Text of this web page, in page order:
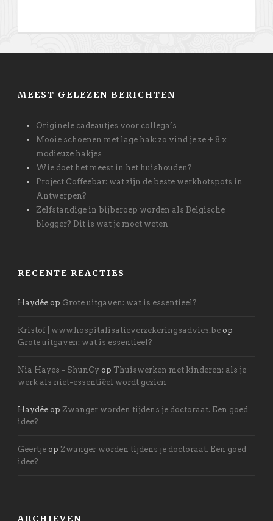
MEEST GELEZEN BERICHTEN
Originele cadeautjes voor collega’s
Mooie schoenen met lage hak: zo vind je ze + 8 x
modieuze hakjes
Wie doet het meest in het huishouden?
Project Coffeebar: wat zijn de beste werkhotspots in
Antwerpen?
Zelfstandige in bijberoep worden als Belgische
blogger? Dit is wat je moet weten
RECENTE REACTIES
Haydée op Grote uitgaven: wat is essentieel?
Kristof | www.hospitalisatieverzekeringsadvies.be op
Grote uitgaven: wat is essentieel?
Nia Hayes - ShunCy op Thuiswerken met kinderen: als je
werk als niet-essentiëel wordt gezien
Haydée op Zwanger worden tijdens je doctoraat. Een goed
idee?
Geertje op Zwanger worden tijdens je doctoraat. Een goed
idee?
ARCHIEVEN